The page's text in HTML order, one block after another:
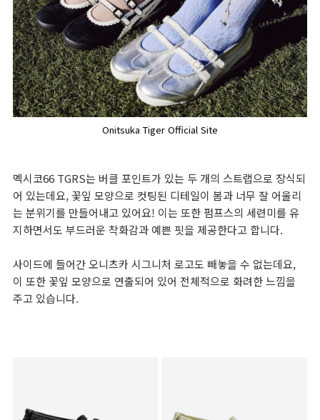
Onitsuka Tiger Official Site
멕시코66 TGRS는 버클 포인트가 있는 두 개의 스트랩으로 장식되
어 있는데요, 꽃잎 모양으로 컷팅된 디테일이 봄과 너무 잘 어울리
는 분위기를 만들어내고 있어요! 이는 또한 펌프스의 세련미를 유
지하면서도 부드러운 착화감과 예쁜 핏을 제공한다고 합니다.
사이드에 들어간 오니츠카 시그니처 로고도 빼놓을 수 없는데요,
이 또한 꽃잎 모양으로 연출되어 있어 전체적으로 화려한 느낌을
주고 있습니다.